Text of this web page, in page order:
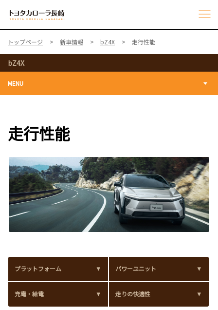
トップページ 新車情報 bZ4X 走行性能
bZ4X
MENU
走行性能
プラットフォーム パワーユニット
充電・給電 走りの快適性